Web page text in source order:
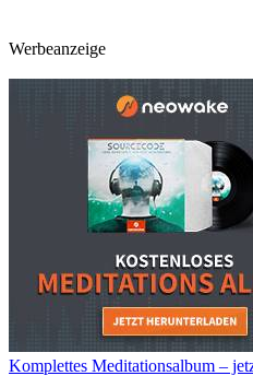
Werbeanzeige
Komplettes Meditationsalbum –